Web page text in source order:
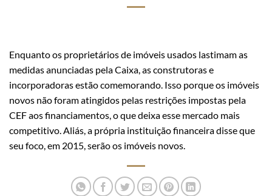
Enquanto os proprietários de imóveis usados lastimam as
medidas anunciadas pela Caixa, as construtoras e
incorporadoras estão comemorando. Isso porque os imóveis
novos não foram atingidos pelas restrições impostas pela
CEF aos financiamentos, o que deixa esse mercado mais
competitivo. Aliás, a própria instituição financeira disse que
seu foco, em 2015, serão os imóveis novos.